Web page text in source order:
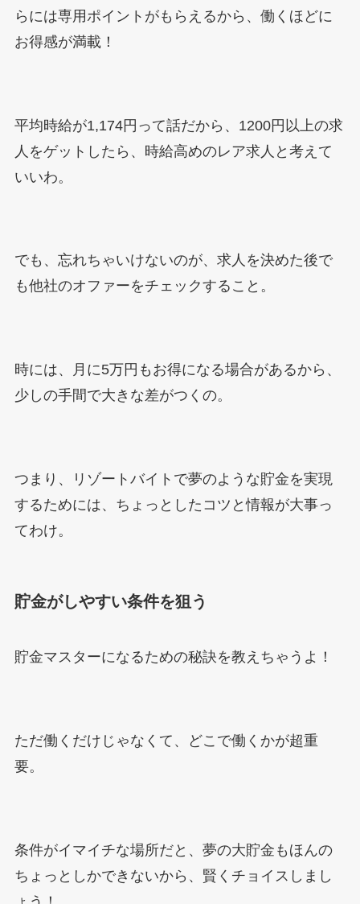
らには専用ポイントがもらえるから、働くほどに
お得感が満載！
平均時給が1,174円って話だから、1200円以上の求
人をゲットしたら、時給高めのレア求人と考えて
いいわ。
でも、忘れちゃいけないのが、求人を決めた後で
も他社のオファーをチェックすること。
時には、月に5万円もお得になる場合があるから、
少しの手間で大きな差がつくの。
つまり、リゾートバイトで夢のような貯金を実現
するためには、ちょっとしたコツと情報が大事っ
てわけ。
貯金がしやすい条件を狙う
貯金マスターになるための秘訣を教えちゃうよ！
ただ働くだけじゃなくて、どこで働くかが超重
要。
条件がイマイチな場所だと、夢の大貯金もほんの
ちょっとしかできないから、賢くチョイスしまし